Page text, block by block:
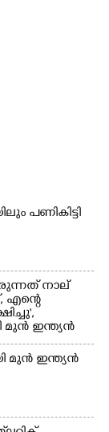
പണികിട്ടി
നാല്
എന്റെ
മുൻ ഇന്ത്യൻ
മുൻ ഇന്ത്യൻ